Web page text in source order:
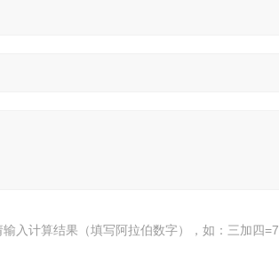
输入计算结果（填写阿拉伯数字），如：三加四=7